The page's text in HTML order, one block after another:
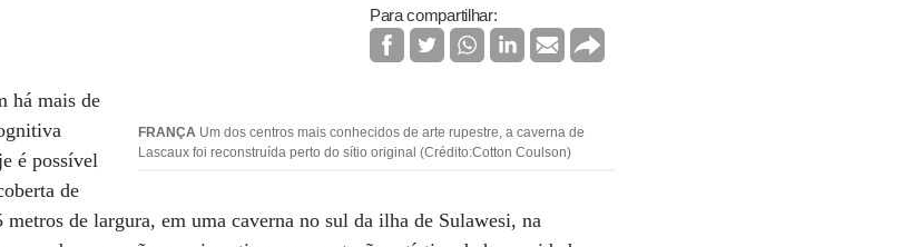
Para compartilhar:
FRANÇAUm dos centros mais conhecidos de arte rupestre, a caverna de
Lascaux foi reconstruída perto do sítio original (Crédito:Cotton Coulson)
há mais de
é possível
de
de largura, em uma caverna no sul da ilha de Sulawesi, na